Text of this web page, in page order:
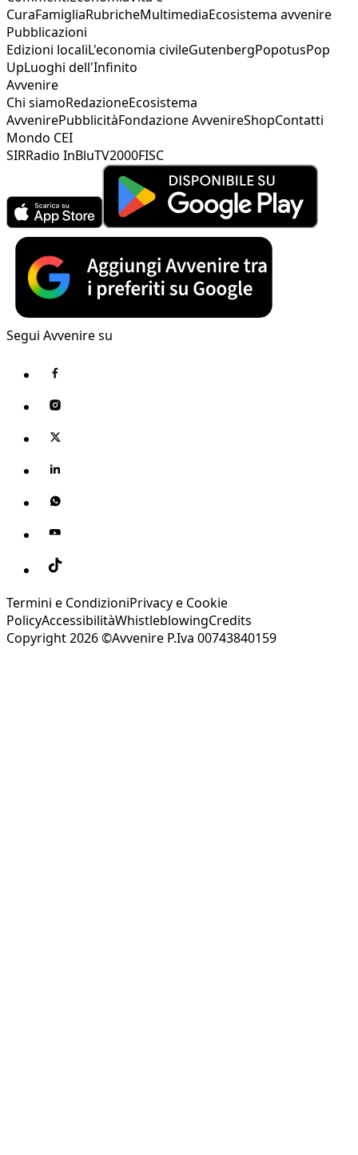
CuraFamigliaRubricheMultimediaEcosistema avvenire
Pubblicazioni
Edizioni localiL'economia civileGutenbergPopotusPop
UpLuoghi dell'Infinito
Avvenire
Chi siamoRedazioneEcosistema
AvvenirePubblicitàFondazione AvvenireShopContatti
Mondo CEI
SIRRadio InBluTV2000FISC
Segui Avvenire su
Termini e CondizioniPrivacy e Cookie
PolicyAccessibilitàWhistleblowingCredits
Copyright 2026 ©Avvenire P.Iva 00743840159